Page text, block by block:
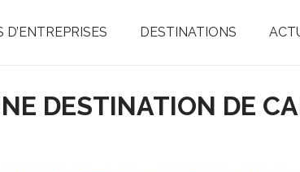
D’ENTREPRISES DESTINATIONS
DESTINATION DE